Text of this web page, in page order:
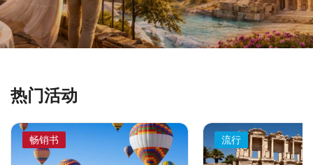
热门活动
畅销书 流行